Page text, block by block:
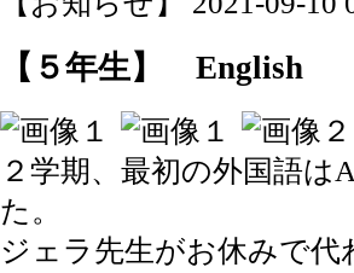
【５年生】 English
２学期、最初の外国語
た。
ジェラ先生がお休みで